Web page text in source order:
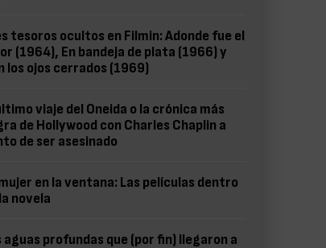
tesoros ocultos en Filmin: Adonde fue el
(1964), En bandeja de plata (1966) y
los ojos cerrados (1969)
viaje del Oneida o la crónica más
de Hollywood con Charles Chaplin a
de ser asesinado
en la ventana: Las películas dentro
novela
aguas profundas que (por fin) llegaron a